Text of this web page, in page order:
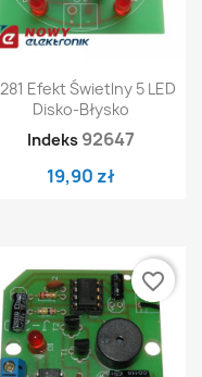
Efekt Świetlny 5 LED
Disko-Błysko
Indeks 92647
19,90 zł
favorite_border